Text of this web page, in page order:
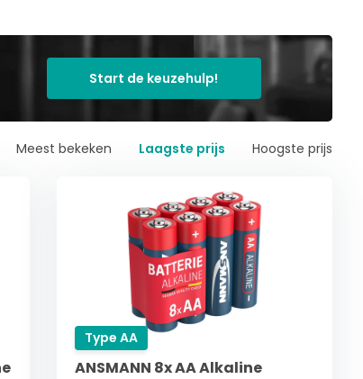
Start de keuzehulp!
Meest bekeken Laagste prijs Hoogste prijs
Type AA
ANSMANN 8x AA Alkaline